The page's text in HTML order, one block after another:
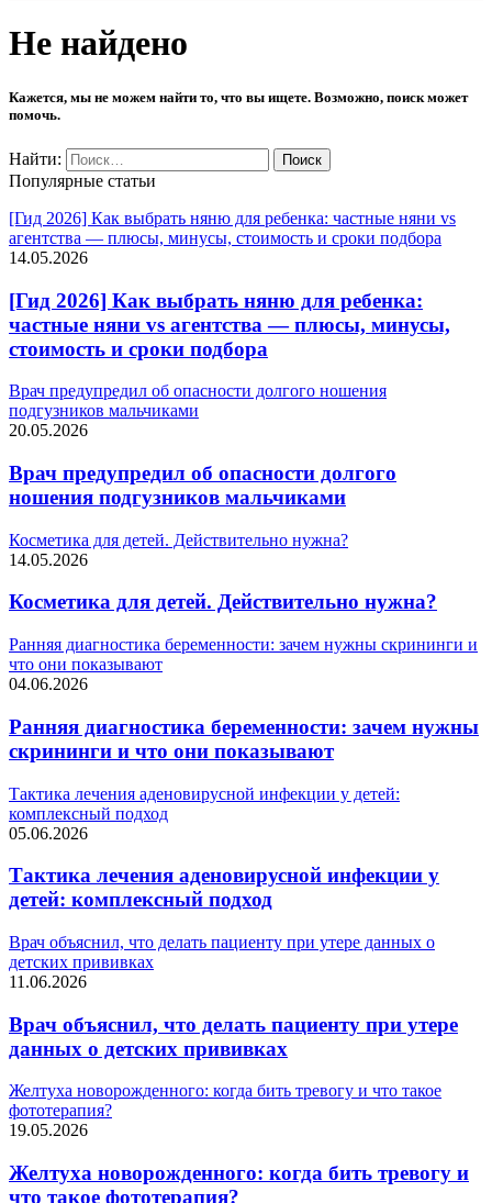
Не найдено
Кажется, мы не можем найти то, что вы ищете. Возможно, поиск может
помочь.
Найти:
Популярные статьи
[Гид 2026] Как выбрать няню для ребенка: частные няни vs
агентства — плюсы, минусы, стоимость и сроки подбора
14.05.2026
[Гид 2026] Как выбрать няню для ребенка:
частные няни vs агентства — плюсы, минусы,
стоимость и сроки подбора
Врач предупредил об опасности долгого ношения
подгузников мальчиками
20.05.2026
Врач предупредил об опасности долгого
ношения подгузников мальчиками
Косметика для детей. Действительно нужна?
14.05.2026
Косметика для детей. Действительно нужна?
Ранняя диагностика беременности: зачем нужны скрининги и
что они показывают
04.06.2026
Ранняя диагностика беременности: зачем нужны
скрининги и что они показывают
Тактика лечения аденовирусной инфекции у детей:
комплексный подход
05.06.2026
Тактика лечения аденовирусной инфекции у
детей: комплексный подход
Врач объяснил, что делать пациенту при утере данных о
детских прививках
11.06.2026
Врач объяснил, что делать пациенту при утере
данных о детских прививках
Желтуха новорожденного: когда бить тревогу и что такое
фототерапия?
19.05.2026
Желтуха новорожденного: когда бить тревогу и
что такое фототерапия?